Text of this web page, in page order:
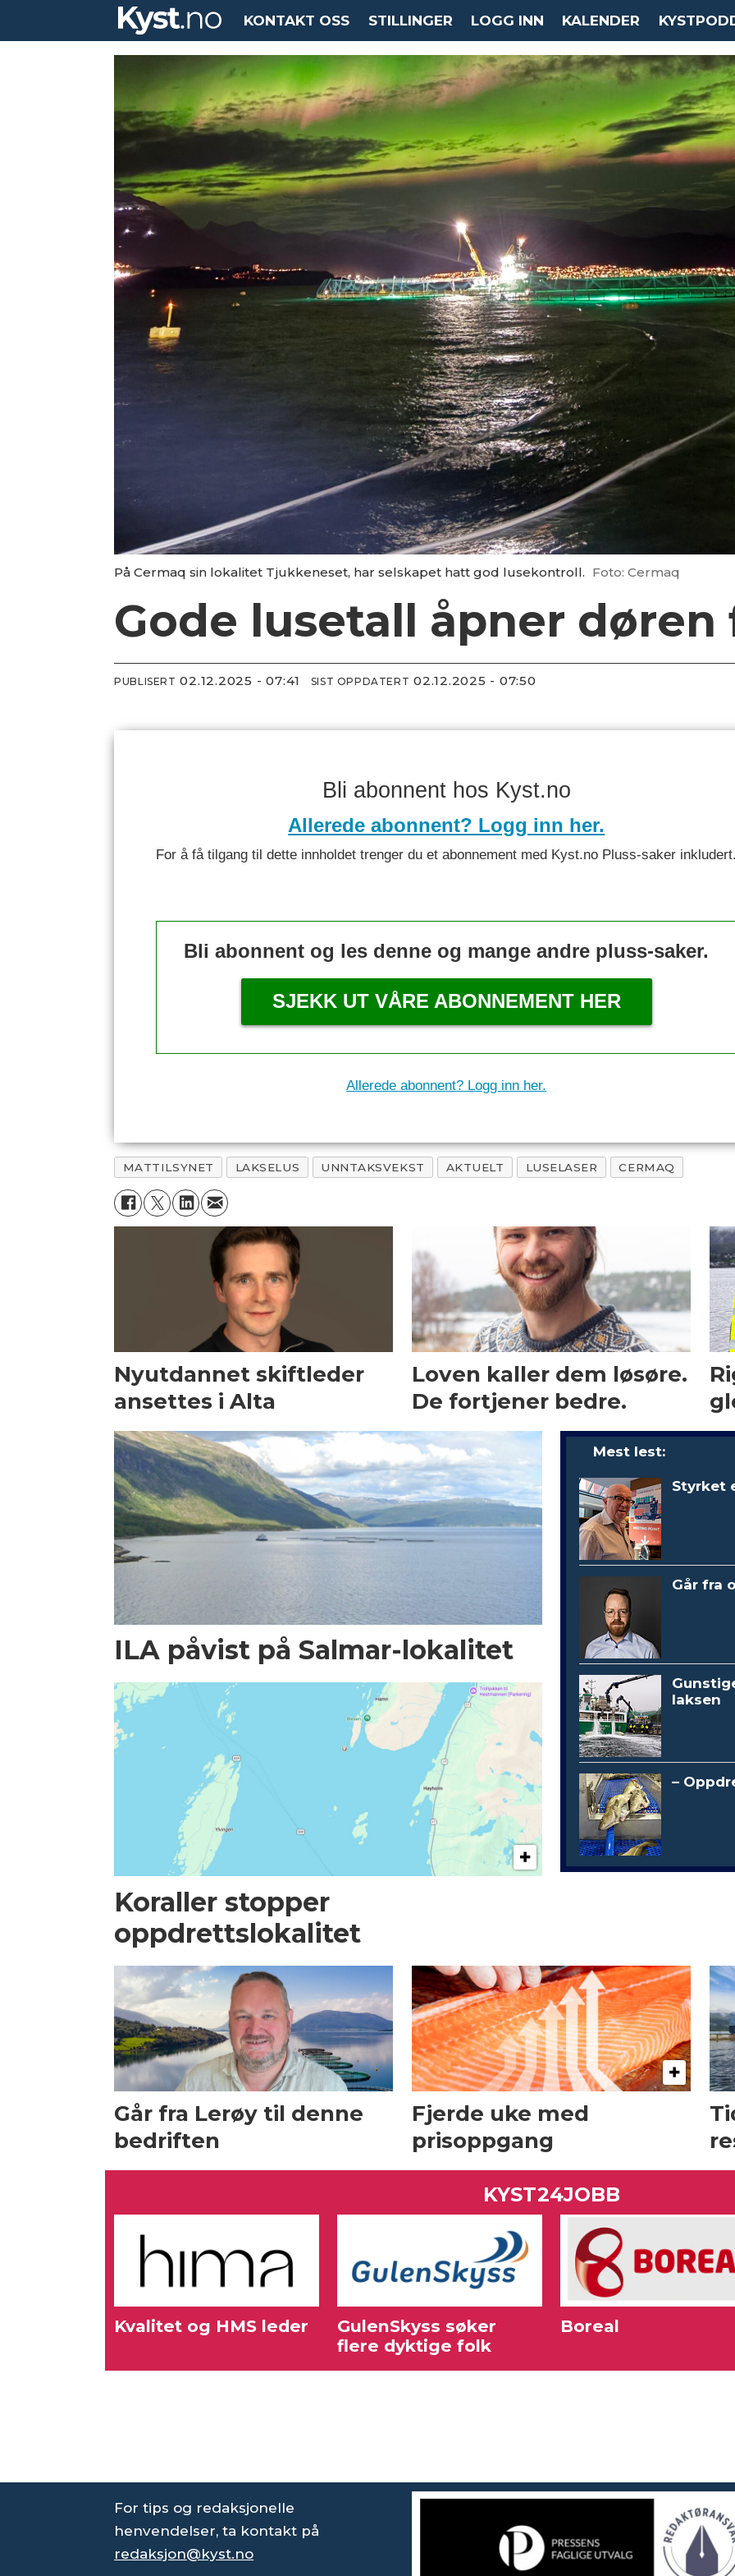
KONTAKT OSS STILLINGER LOGG INN KALENDER
På Cermaq sin lokalitet Tjukkeneset, har selskapet hatt god lusekontroll. Foto: Cermaq
Gode lusetall åpner døren
PUBLISERT 02.12.2025 - 07:41 SIST OPPDATERT 02.12.2025 - 07:50
Bli abonnent hos Kyst.no
Allerede abonnent? Logg inn her.
For å få tilgang til dette innholdet trenger du et abonnement med Kyst.no Pluss-saker
Bli abonnent og les denne og mange andre pluss-saker.
SJEKK UT VÅRE ABONNEMENT HER
Allerede abonnent? Logg inn her.
MATTILSYNET LAKSELUS UNNTAKSVEKST AKTUELT LUSELASER CERMAQ
Nyutdannet skiftleder
ansettes i Alta
Loven kaller dem løsøre.
De fortjener bedre.
ILA påvist på Salmar-lokalitet
Koraller stopper
oppdrettslokalitet
Mest lest:
Styrket
Går fra
laksen
–
Går fra Lerøy til denne
bedriften
Fjerde uke med
prisoppgang
KYST24JOBB
Kvalitet og HMS leder
GulenSkyss søker
flere dyktige folk
Boreal
For tips og redaksjonelle
henvendelser, ta kontakt på
redaksjon@kyst.no